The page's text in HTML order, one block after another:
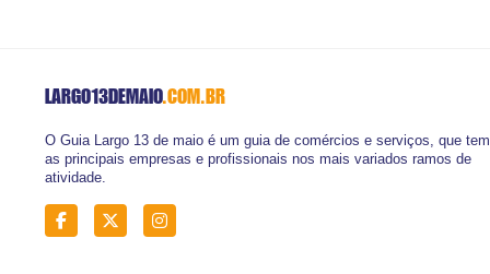
LARGO13DEMAIO.COM.BR
O Guia Largo 13 de maio é um guia de comércios e serviços, que tem
as principais empresas e profissionais nos mais variados ramos de
atividade.